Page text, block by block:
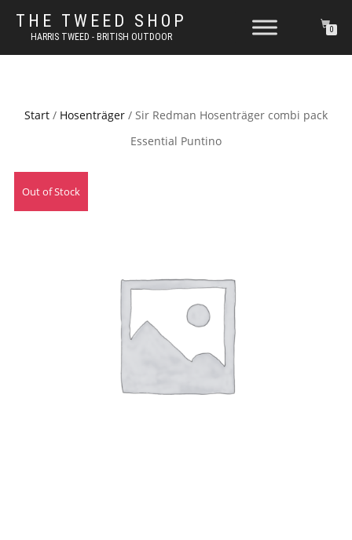
THE TWEED SHOP
HARRIS TWEED - BRITISH OUTDOOR
0
Start / Hosenträger / Sir Redman Hosenträger combi pack
Essential Puntino
Out of Stock